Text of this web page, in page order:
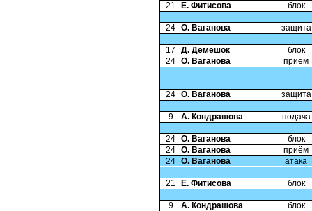
21
Е. Фитисова блок
24 О. Ваганова защита
17 Д. Демешок
блок
24 О. Ваганова приём
24 О. Ваганова защита
9 А. Кондрашова подача
24 О. Ваганова
блок
24 О. Ваганова
приём
24 О. Ваганова атака
21 Е. Фитисова блок
9 А. Кондрашова
блок